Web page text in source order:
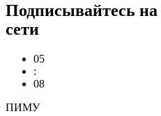
Подписывайтесь
сети
05
:
08
ПИМУ